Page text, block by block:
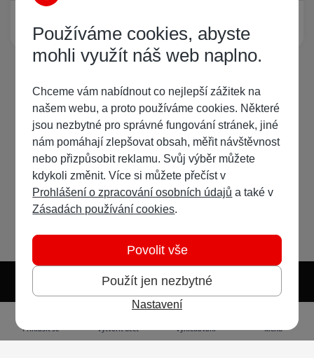
Žádný registrovaný uživatel si neprohlíží tuto stránku
Světlý režim Předvolba systému
Přihlásit se Vytvořit účet Vyhledávání Menu
Používáme cookies, abyste
mohli využít náš web naplno.
Chceme vám nabídnout co nejlepší zážitek na
našem webu, a proto používáme cookies. Některé
jsou nezbytné pro správné fungování stránek, jiné
nám pomáhají zlepšovat obsah, měřit návštěvnost
nebo přizpůsobit reklamu. Svůj výběr můžete
kdykoli změnit. Více si můžete přečíst v
Prohlášení o zpracování osobních údajů a také v
Zásadách používání cookies.
Použít jen nezbytné
Povolit vše
Nastavení